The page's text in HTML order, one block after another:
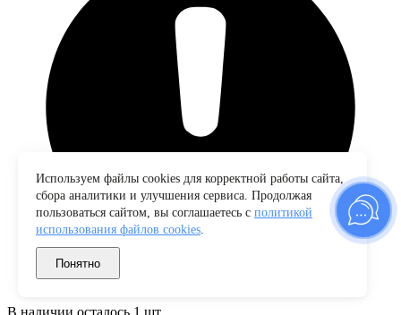
В наличии осталось 1 шт.
Используем файлы cookies для корректной работы сайта,
сбора аналитики и улучшения сервиса. Продолжая
пользоваться сайтом, вы соглашаетесь с политикой
использования файлов cookies.
Понятно